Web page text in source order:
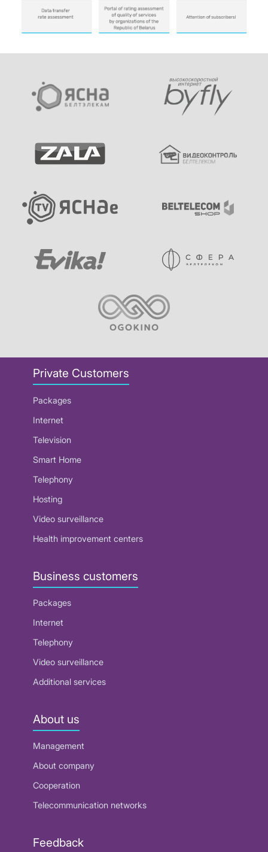
Private Customers
Packages
Internet
Television
Smart Home
Telephony
Hosting
Video surveillance
Health improvement centers
Business customers
Packages
Internet
Telephony
Video surveillance
Additional services
About us
Management
About company
Cooperation
Telecommunication networks
Feedback